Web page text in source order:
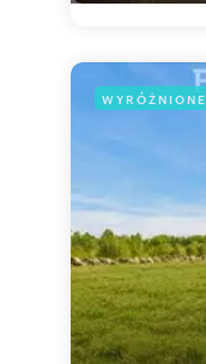
WYRÓŻNIONE